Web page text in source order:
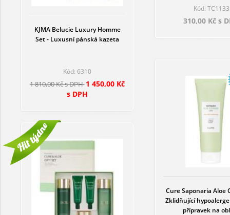
KJMA Belucie Luxury Homme
Set - Luxusní pánská kazeta
Kód: 6310
1 810,00 Kč s DPH1 450,00 Kč
s DPH
Kód: TC1133
310,00 Kč s
Cure Saponaria Aloe
Zklidňující
přípravek na